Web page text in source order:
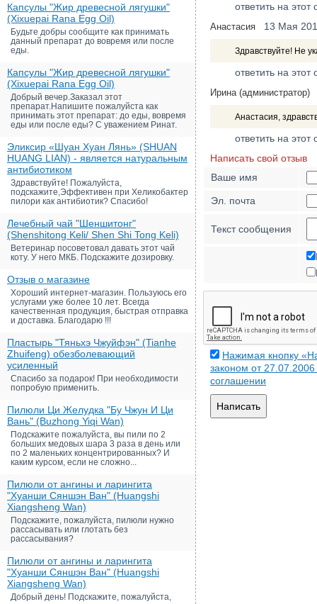
Капсулы "Жир древесной лягушки"
(Xixuepai Rana Egg Oil)
Будьте добры сообщите как принимать
данный препарат до вовремя или после
еды.
Капсулы "Жир древесной лягушки"
(Xixuepai Rana Egg Oil)
Добрый вечер.Заказал этот
препарат.Напишите пожалуйста как
принимать этот препарат: до еды, вовремя
еды или после еды? С уважением Ринат.
Эликсир «Шуан Хуан Лянь» (SHUAN
HUANG LIAN) - является натуральным
антибиотиком
Здравствуйте! Пожалуйста,
подскажите,Эффективен при Хеликобактер
пилори как антибиотик? Спасибо!
Лечебный чай "Шеншитонг"
(Shenshitong Keli/ Shen Shi Tong Keli)
Ветеринар посоветовал давать этот чай
коту. У него МКБ. Подскажите дозировку.
Отзыв о магазине
Хороший интернет-магазин. Пользуюсь его
услугами уже более 10 лет. Всегда
качественная продукция, быстрая отправка
и доставка. Благодарю !!!
Пластырь "Тяньхэ Чжуйфэн" (Tianhe
Zhuifeng) обезболевающий
усиленный
Спасибо за подарок! При необходимости
попробую применить.
Пилюли Ци Желудка "Бу Чжун И Ци
Вань" (Buzhong Yiqi Wan)
Подскажите пожалуйста, вы пили по 2
больших медовых шара 3 раза в день или
по 2 маленьких концентрированных? И
каким курсом, если не сложно...
Пилюли от ангины и ларингита
"Хуанши Сяншэн Ван" (Huangshi
Xiangsheng Wan)
Подскажите, пожалуйста, пилюли нужно
рассасывать или глотать без
рассасывания?
Пилюли от ангины и ларингита
"Хуанши Сяншэн Ван" (Huangshi
Xiangsheng Wan)
Добрый день! Подскажите, пожалуйста,
ответить на этот
Анастасия 13 Мая
Здравствуйте! Не
ответить на этот
Ирина (администратор)
Анастасия,
ответить на этот
Написать свой отзыв
Ваше имя
Эл. почта
Текст сообщения
Нажимая кнопку
законом от
соглашении
Написать